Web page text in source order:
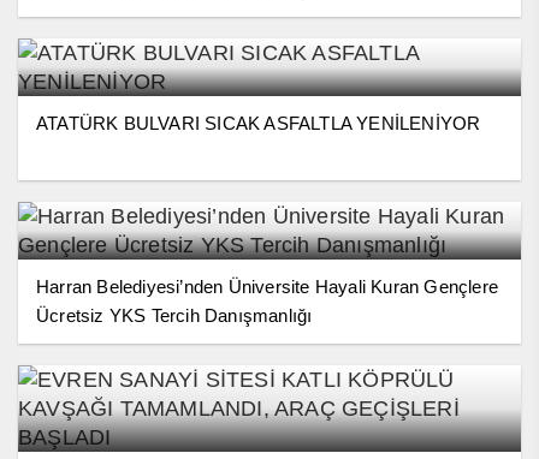
ATATÜRK BULVARI SICAK ASFALTLA YENİLENİYOR
Harran Belediyesi’nden Üniversite Hayali Kuran Gençlere
Ücretsiz YKS Tercih Danışmanlığı